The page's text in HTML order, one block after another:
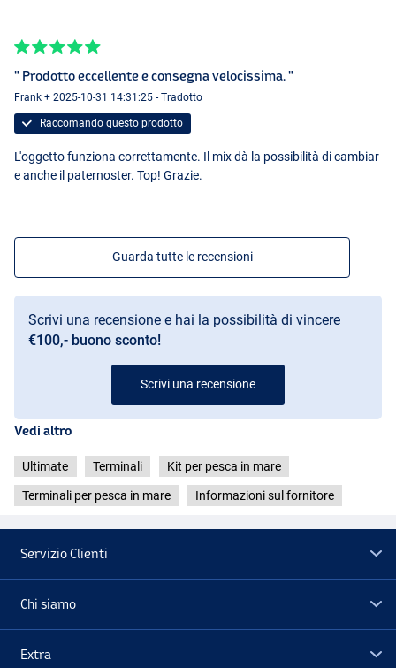
" Prodotto eccellente e consegna velocissima. "
Frank + 2025-10-31 14:31:25 - Tradotto
Raccomando questo prodotto
L'oggetto funziona correttamente. Il mix dà la possibilità di cambiar
e anche il paternoster. Top! Grazie.
Guarda tutte le recensioni
Scrivi una recensione e hai la possibilità di vincere
€100,- buono sconto!
Scrivi una recensione
Vedi altro
Ultimate Terminali Kit per pesca in mare
Terminali per pesca in mare Informazioni sul fornitore
Servizio Clienti
Chi siamo
Extra